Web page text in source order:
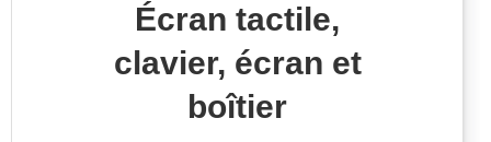
Écran tactile,
clavier, écran et
boîtier